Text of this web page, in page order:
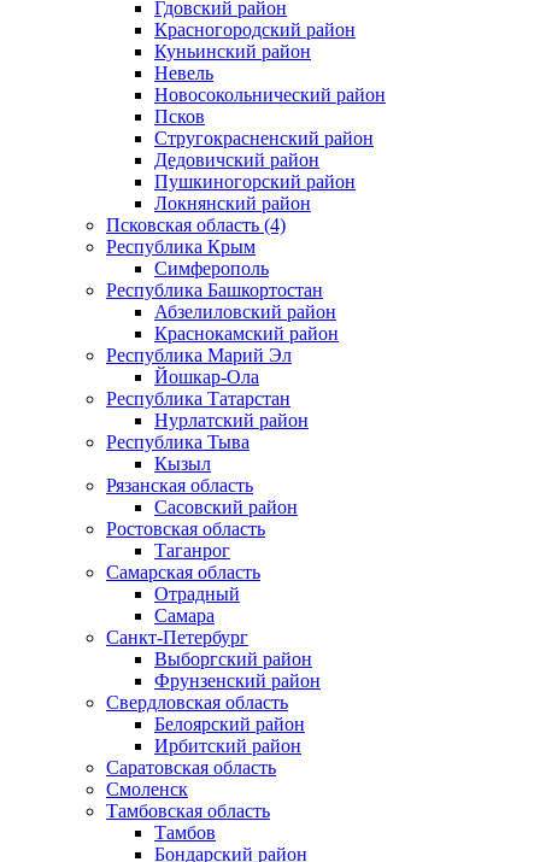
Гдовский район
Красногородский район
Куньинский район
Невель
Новосокольнический район
Псков
Стругокрасненский район
Дедовичский район
Пушкиногорский район
Локнянский район
Псковская область (4)
Республика Крым
Симферополь
Республика Башкортостан
Абзелиловский район
Краснокамский район
Республика Марий Эл
Йошкар-Ола
Республика Татарстан
Нурлатский район
Республика Тыва
Кызыл
Рязанская область
Сасовский район
Ростовская область
Таганрог
Самарская область
Отрадный
Самара
Санкт-Петербург
Выборгский район
Фрунзенский район
Свердловская область
Белоярский район
Ирбитский район
Саратовская область
Смоленск
Тамбовская область
Тамбов
Бондарский район